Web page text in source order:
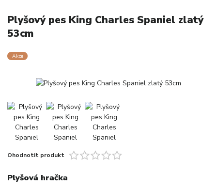
Plyšový pes King Charles Spaniel zlatý
53cm
Akce
Ohodnotit produkt
Plyšová hračka